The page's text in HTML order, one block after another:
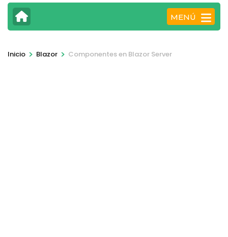
MENÚ
Inicio > Blazor > Componentes en Blazor Server